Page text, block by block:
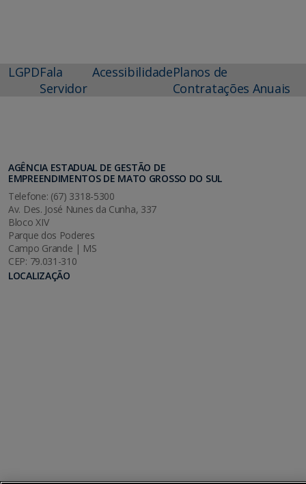
LGPDFala
Servidor
AcessibilidadePlanos de
Contratações Anuais
AGÊNCIA ESTADUAL DE GESTÃO DE
EMPREENDIMENTOS DE MATO GROSSO DO SUL
Telefone: (67) 3318-5300
Av. Des. José Nunes da Cunha, 337
Bloco XIV
Parque dos Poderes
Campo Grande | MS
CEP: 79.031-310
LOCALIZAÇÃO